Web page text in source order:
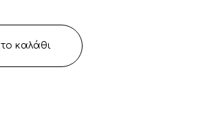
καλάθι